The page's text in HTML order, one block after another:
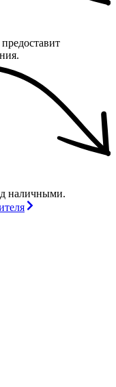
наличными.